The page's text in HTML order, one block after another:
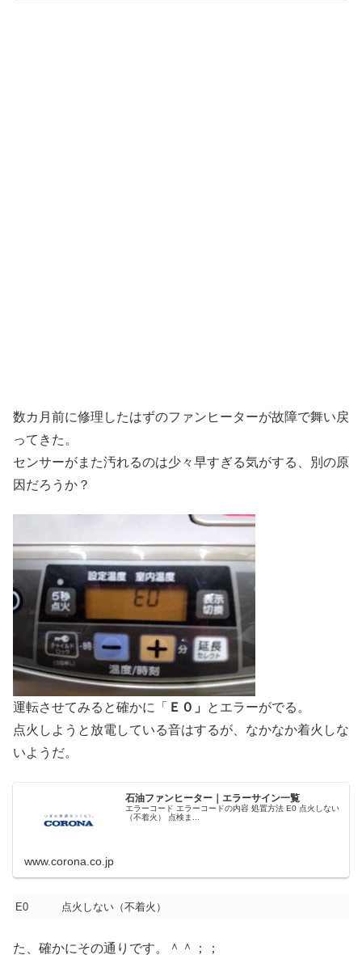
数カ月前に修理したはずのファンヒーターが故障で舞い戻
ってきた。
センサーがまた汚れるのは少々早すぎる気がする、別の原
因だろうか？
運転させてみると確かに「 Ｅ０」
とエラーがでる。
点火しようと放電している音はするが、なかなか着火しな
いようだ。
石油ファンヒーター｜エラーサイン一覧
エラーコード エラーコードの内容 処置方法 E0 点火しない
（不着火） 点検ま...
www.corona.co.jp
E0 点火しない（不着火）
た、確かにその通りです。＾＾；；